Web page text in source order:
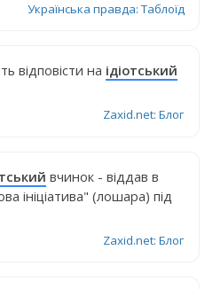
Українська правда: Таблоїд
відповісти на ідіотський
Zaxid.net: Блог
вчинок - віддав в
ініціатива" (лошара) під
Zaxid.net: Блог